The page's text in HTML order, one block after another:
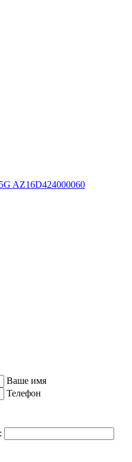
AZ16D424000060
Ваше имя
Телефон